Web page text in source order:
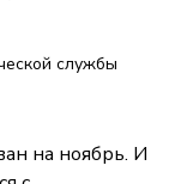
службы
на ноябрь. И